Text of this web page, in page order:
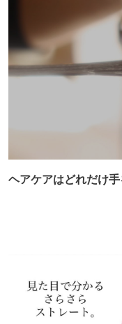
ヘアケアはどれだけ